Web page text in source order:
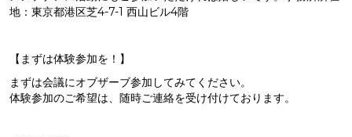
地：東京都港区芝4-7-1 西山ビル4階
【まずは体験参加を！】
まずは会議にオブザーブ参加してみてください。
体験参加のご希望は、随時ご連絡を受け付けております。